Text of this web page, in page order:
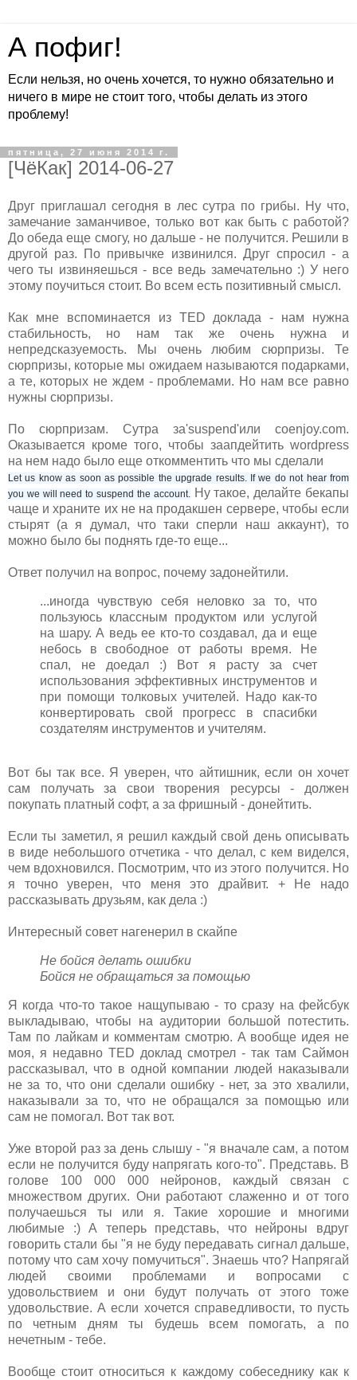
А пофиг!
Если нельзя, но очень хочется, то нужно обязательно и
ничего в мире не стоит того, чтобы делать из этого
проблему!
пятница, 27 июня 2014 г.
[ЧёКак] 2014-06-27
Друг приглашал сегодня в лес сутра по грибы. Ну что,
замечание заманчивое, только вот как быть с работой?
До обеда еще смогу, но дальше - не получится. Решили в
другой раз. По привычке извинился. Друг спросил - а
чего ты извиняешься - все ведь замечательно :) У него
этому поучиться стоит. Во всем есть позитивный смысл.
Как мне вспоминается из TED доклада - нам нужна
стабильность, но нам так же очень нужна и
непредсказуемость. Мы очень любим сюрпризы. Те
сюрпризы, которые мы ожидаем называются подарками,
а те, которых не ждем - проблемами. Но нам все равно
нужны сюрпризы.
По сюрпризам. Сутра за'suspend'или coenjoy.com.
Оказывается кроме того, чтобы заапдейтить wordpress
на нем надо было еще откомментить что мы сделали
Let us know as soon as possible the upgrade results. If we do not hear from
you we will need to suspend the account.
Ну такое, делайте бекапы
чаще и храните их не на продакшен сервере, чтобы если
стырят (а я думал, что таки сперли наш аккаунт), то
можно было бы поднять где-то еще...
Ответ получил на вопрос, почему задонейтили.
...иногда чувствую себя неловко за то, что
пользуюсь классным продуктом или услугой
на шару. А ведь ее кто-то создавал, да и еще
небось в свободное от работы время. Не
спал, не доедал :) Вот я расту за счет
использования эффективных инструментов и
при помощи толковых учителей. Надо как-то
конвертировать свой прогресс в спасибки
создателям инструментов и учителям.
Вот бы так все. Я уверен, что айтишник, если он хочет
сам получать за свои творения ресурсы - должен
покупать платный софт, а за фришный - донейтить.
Если ты заметил, я решил каждый свой день описывать
в виде небольшого отчетика - что делал, с кем виделся,
чем вдохновился. Посмотрим, что из этого получится. Но
я точно уверен, что меня это драйвит. + Не надо
рассказывать друзьям, как дела :)
Интересный совет нагенерил в скайпе
Не бойся делать ошибки
Бойся не обращаться за помощью
Я когда что-то такое нащупываю - то сразу на фейсбук
выкладываю, чтобы на аудитории большой потестить.
Там по лайкам и комментам смотрю. А вообще идея не
моя, я недавно TED доклад смотрел - так там Саймон
рассказывал, что в одной компании людей наказывали
не за то, что они сделали ошибку - нет, за это хвалили,
наказывали за то, что не обращался за помощью или
сам не помогал. Вот так вот.
Уже второй раз за день слышу - "я вначале сам, а потом
если не получится буду напрягать кого-то". Представь. В
голове 100 000 000 нейронов, каждый связан с
множеством других. Они работают слаженно и от того
получаешься ты или я. Такие хорошие и многими
любимые :) А теперь представь, что нейроны вдруг
говорить стали бы "я не буду передавать сигнал дальше,
потому что сам хочу помучиться". Знаешь что? Напрягай
людей своими проблемами и вопросами с
удовольствием и они будут получать от этого тоже
удовольствие. А если хочется справедливости, то пусть
по четным дням ты будешь всем помогать, а по
нечетным - тебе.
Вообще стоит относиться к каждому собеседнику как к